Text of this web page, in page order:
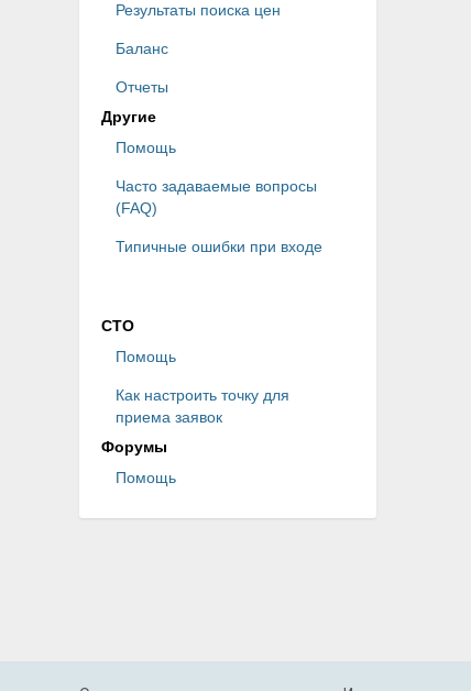
Результаты поиска цен
Баланс
Отчеты
Другие
Помощь
Часто задаваемые вопросы
(FAQ)
Типичные ошибки при входе
СТО
Помощь
Как настроить точку для
приема заявок
Форумы
Помощь